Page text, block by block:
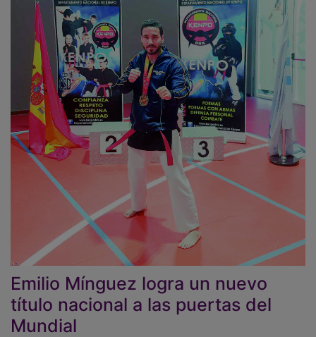
Emilio Mínguez logra un nuevo
título nacional a las puertas del
Mundial